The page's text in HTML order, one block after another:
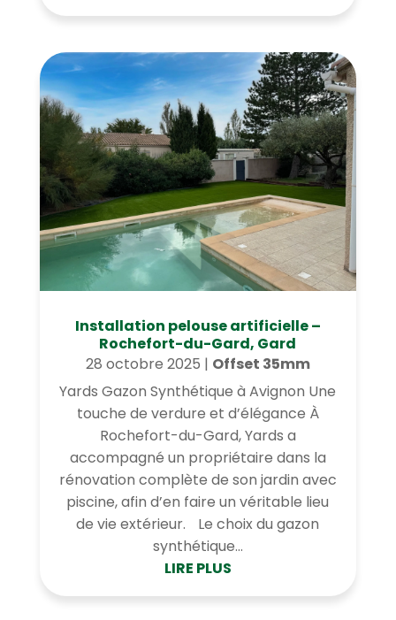
Installation pelouse artificielle –
Rochefort-du-Gard, Gard
28 octobre 2025 | Offset 35mm
Yards Gazon Synthétique à Avignon Une
touche de verdure et d’élégance À
Rochefort-du-Gard, Yards a
accompagné un propriétaire dans la
rénovation complète de son jardin avec
piscine, afin d’en faire un véritable lieu
de vie extérieur. Le choix du gazon
synthétique...
LIRE PLUS